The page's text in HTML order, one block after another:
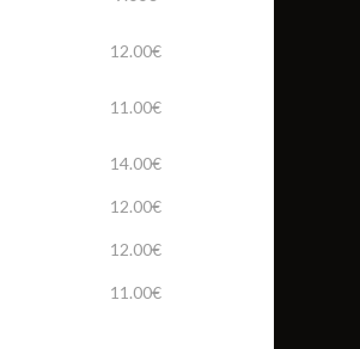
12.00€
11.00€
14.00€
12.00€
12.00€
11.00€